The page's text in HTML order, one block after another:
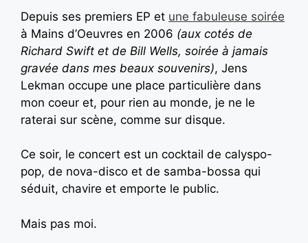
Depuis ses premiers EP et une fabuleuse soirée
à Mains d’Oeuvres en 2006 (aux cotés de
Richard Swift et de Bill Wells, soirée à jamais
gravée dans mes beaux souvenirs), Jens
Lekman occupe une place particulière dans
mon coeur et, pour rien au monde, je ne le
raterai sur scène, comme sur disque.
Ce soir, le concert est un cocktail de calyspo-
pop, de nova-disco et de samba-bossa qui
séduit, chavire et emporte le public.
Mais pas moi.